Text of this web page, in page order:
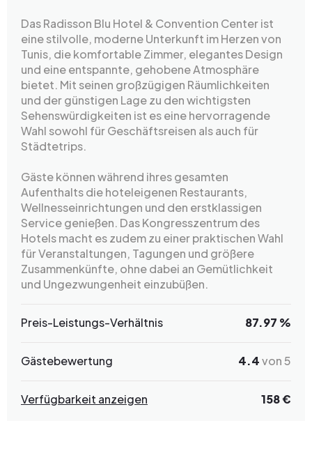
Das Radisson Blu Hotel & Convention Center ist
eine stilvolle, moderne Unterkunft im Herzen von
Tunis, die komfortable Zimmer, elegantes Design
und eine entspannte, gehobene Atmosphäre
bietet. Mit seinen großzügigen Räumlichkeiten
und der günstigen Lage zu den wichtigsten
Sehenswürdigkeiten ist es eine hervorragende
Wahl sowohl für Geschäftsreisen als auch für
Städtetrips.
Gäste können während ihres gesamten
Aufenthalts die hoteleigenen Restaurants,
Wellnesseinrichtungen und den erstklassigen
Service genießen. Das Kongresszentrum des
Hotels macht es zudem zu einer praktischen Wahl
für Veranstaltungen, Tagungen und größere
Zusammenkünfte, ohne dabei an Gemütlichkeit
und Ungezwungenheit einzubüßen.
Preis-Leistungs-Verhältnis 87.97 %
Gästebewertung 4.4von 5
Verfügbarkeit anzeigen 158 €